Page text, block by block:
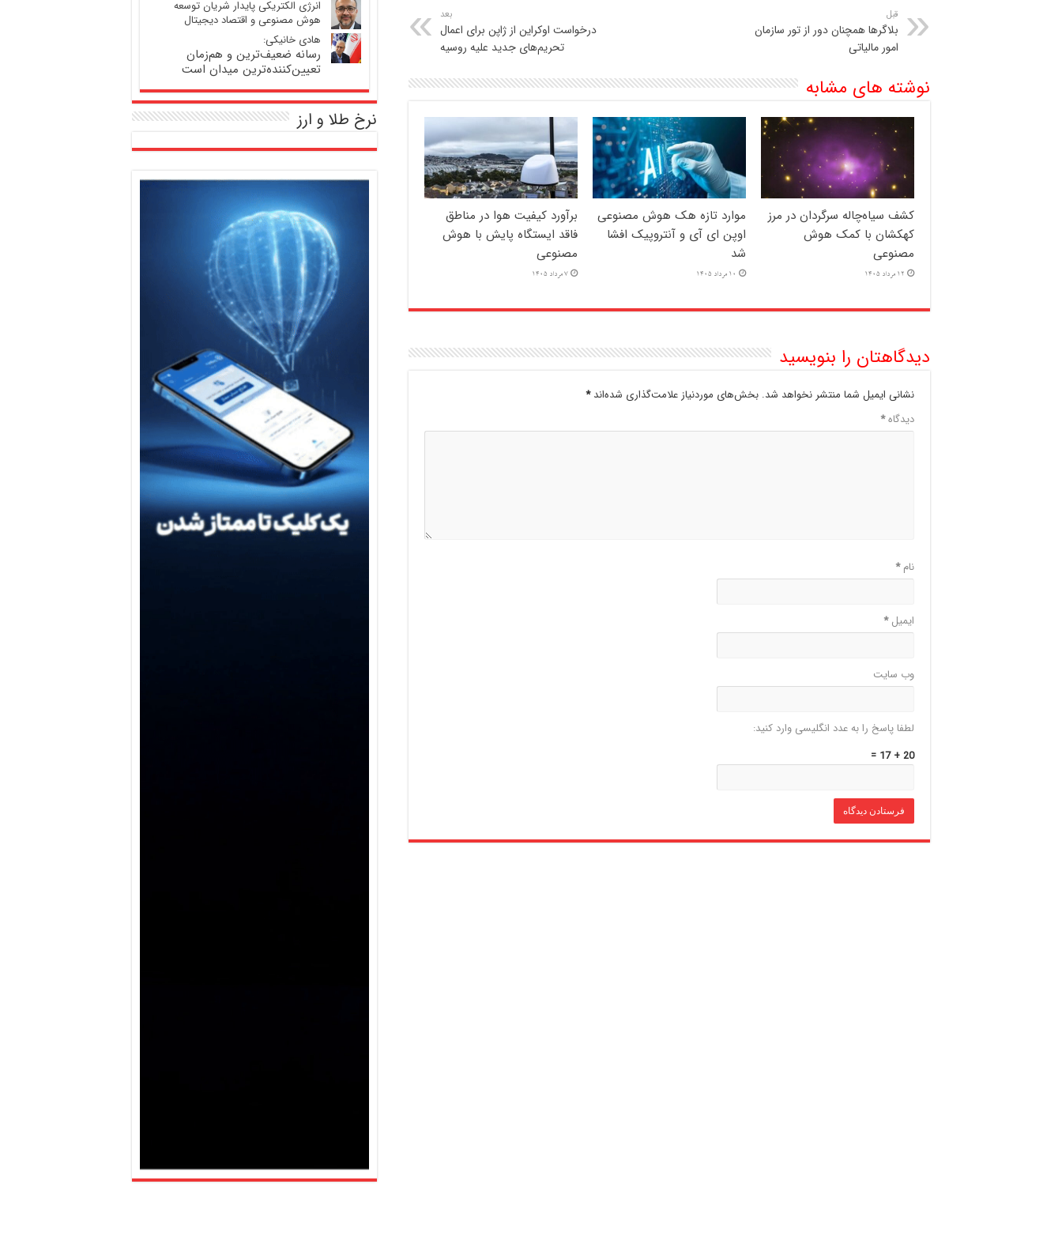
قبل
بلاگرها همچنان دور از تور سازمان
امور مالیاتی
بعد
درخواست اوکراین از ژاپن برای اعمال
تحریم‌های جدید علیه روسیه
نوشته های مشابه
کشف سیاه‌چاله سرگردان در مرز
کهکشان با کمک هوش
مصنوعی
12 مرداد 1405
موارد تازه هک هوش مصنوعی
اوپن ای آی و آنتروپیک افشا
شد
10 مرداد 1405
برآورد کیفیت هوا در مناطق
فاقد ایستگاه پایش با هوش
مصنوعی
7 مرداد 1405
دیدگاهتان را بنویسید
نشانی ایمیل شما منتشر نخواهد شد. بخش‌های موردنیاز علامت‌گذاری شده‌اند*
دیدگاه*
نام*
ایمیل*
وب‌ سایت
لطفا پاسخ را به عدد انگلیسی وارد کنید:
20 + 17 =
انرژی الکتریکی پایدار شریان توسعه
هوش مصنوعی و اقتصاد دیجیتال
هادی خانیکی:
رسانه ضعیف‌ترین و هم‌زمان
تعیین‌کننده‌ترین میدان است
نرخ طلا و ارز